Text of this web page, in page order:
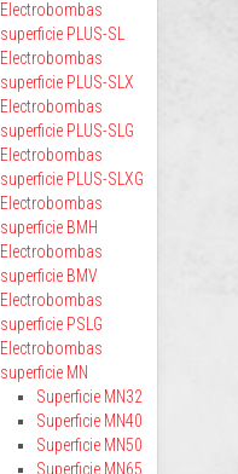
Electrobombas
superficie PLUS-SL
Electrobombas
superficie PLUS-SLX
Electrobombas
superficie PLUS-SLG
Electrobombas
superficie PLUS-SLXG
Electrobombas
superficie BMH
Electrobombas
superficie BMV
Electrobombas
superficie PSLG
Electrobombas
superficie MN
Superficie MN32
Superficie MN40
Superficie MN50
Superficie MN65